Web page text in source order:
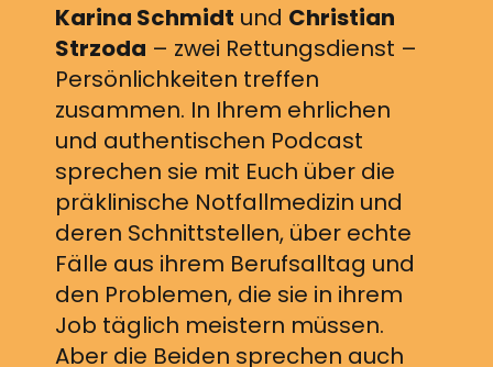
Karina Schmidt und Christian
Strzoda – zwei Rettungsdienst –
Persönlichkeiten treffen
zusammen. In Ihrem ehrlichen
und authentischen Podcast
sprechen sie mit Euch über die
präklinische Notfallmedizin und
deren Schnittstellen, über echte
Fälle aus ihrem Berufsalltag und
den Problemen, die sie in ihrem
Job täglich meistern müssen.
Aber die Beiden sprechen auch